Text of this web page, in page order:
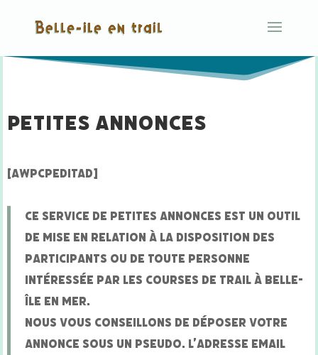
Petites annonces
[AWPCPEDITAD]
Ce service de petites annonces est un outil
de mise en relation à la disposition des
participants ou de toute personne
intéressée par les courses de trail à Belle-
île en mer.
Nous vous conseillons de déposer votre
annonce sous un pseudo. L’adresse email